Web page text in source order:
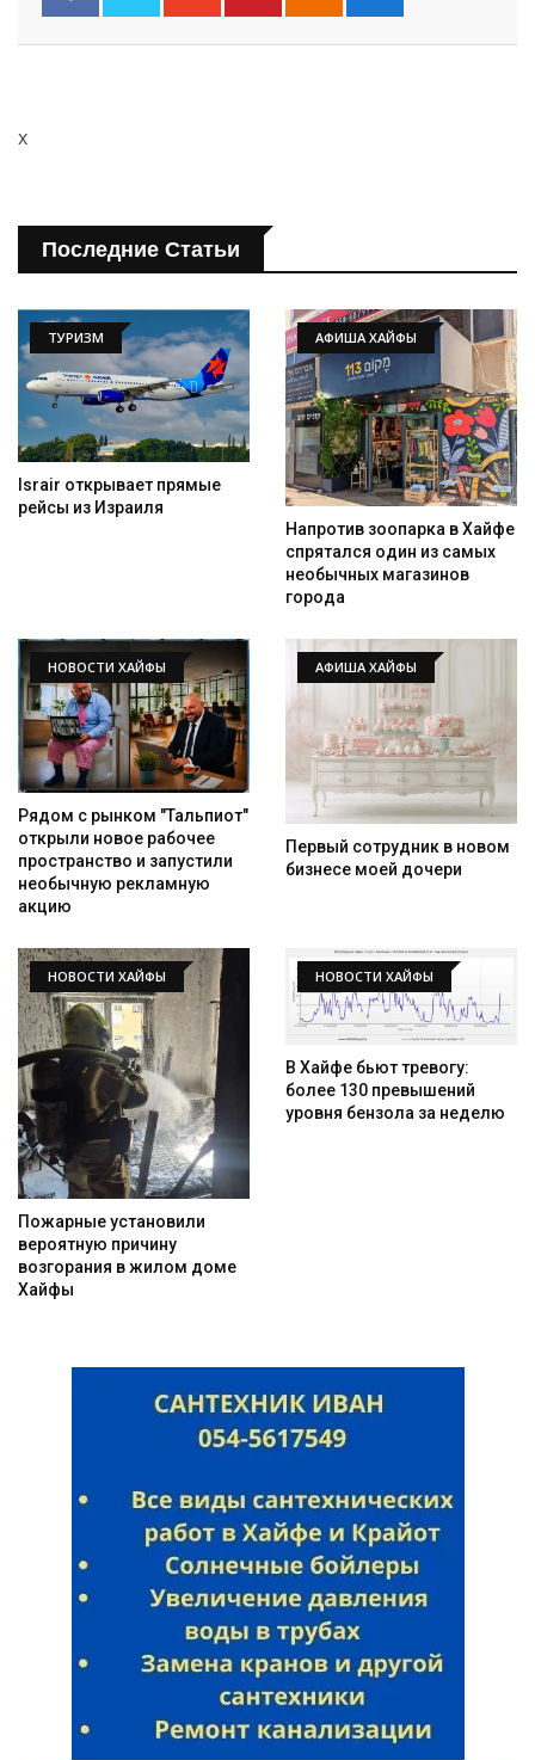
x
Последние Статьи
ТУРИЗМ
Israir открывает прямые
рейсы из Израиля
АФИША ХАЙФЫ
Напротив зоопарка в Хайфе
спрятался один из самых
необычных магазинов
города
НОВОСТИ ХАЙФЫ
Рядом с рынком "Тальпиот"
открыли новое рабочее
пространство и запустили
необычную рекламную
акцию
АФИША ХАЙФЫ
Первый сотрудник в новом
бизнесе моей дочери
НОВОСТИ ХАЙФЫ
Пожарные установили
вероятную причину
возгорания в жилом доме
Хайфы
НОВОСТИ ХАЙФЫ
В Хайфе бьют тревогу:
более 130 превышений
уровня бензола за неделю